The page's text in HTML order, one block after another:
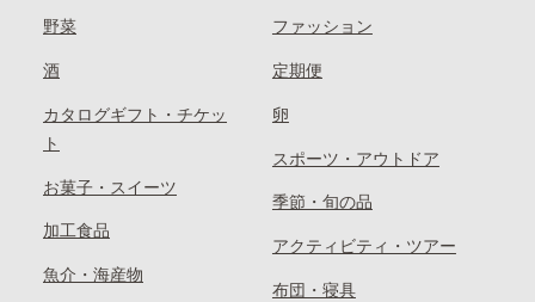
野菜
酒
カタログギフト・チケッ
ト
お菓子・スイーツ
加工食品
魚介・海産物
ファッション
定期便
卵
スポーツ・アウトドア
季節・旬の品
アクティビティ・ツアー
布団・寝具